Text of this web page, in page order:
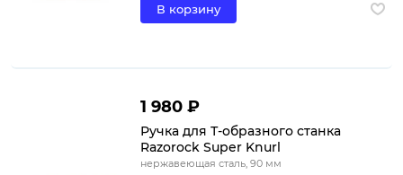
В корзину
1 980 ₽
Ручка для Т-образного станка ​
Razorock Super Knurl
нержавеющая сталь, 90 мм